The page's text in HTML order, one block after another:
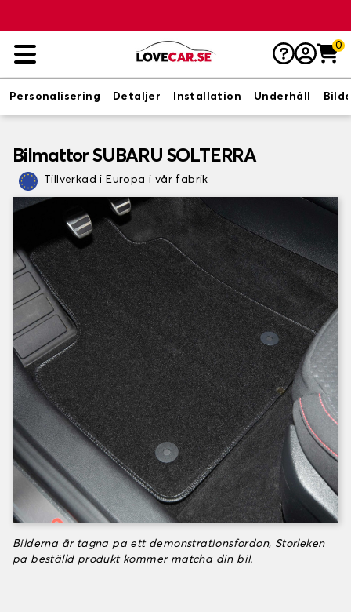
0
Personalisering Detaljer Installation Underhåll
Bilmattor SUBARU SOLTERRA
Tillverkad i Europa i vår fabrik
Bilderna är tagna pa ett demonstrationsfordon, Storleken
pa beställd produkt kommer matcha din bil.